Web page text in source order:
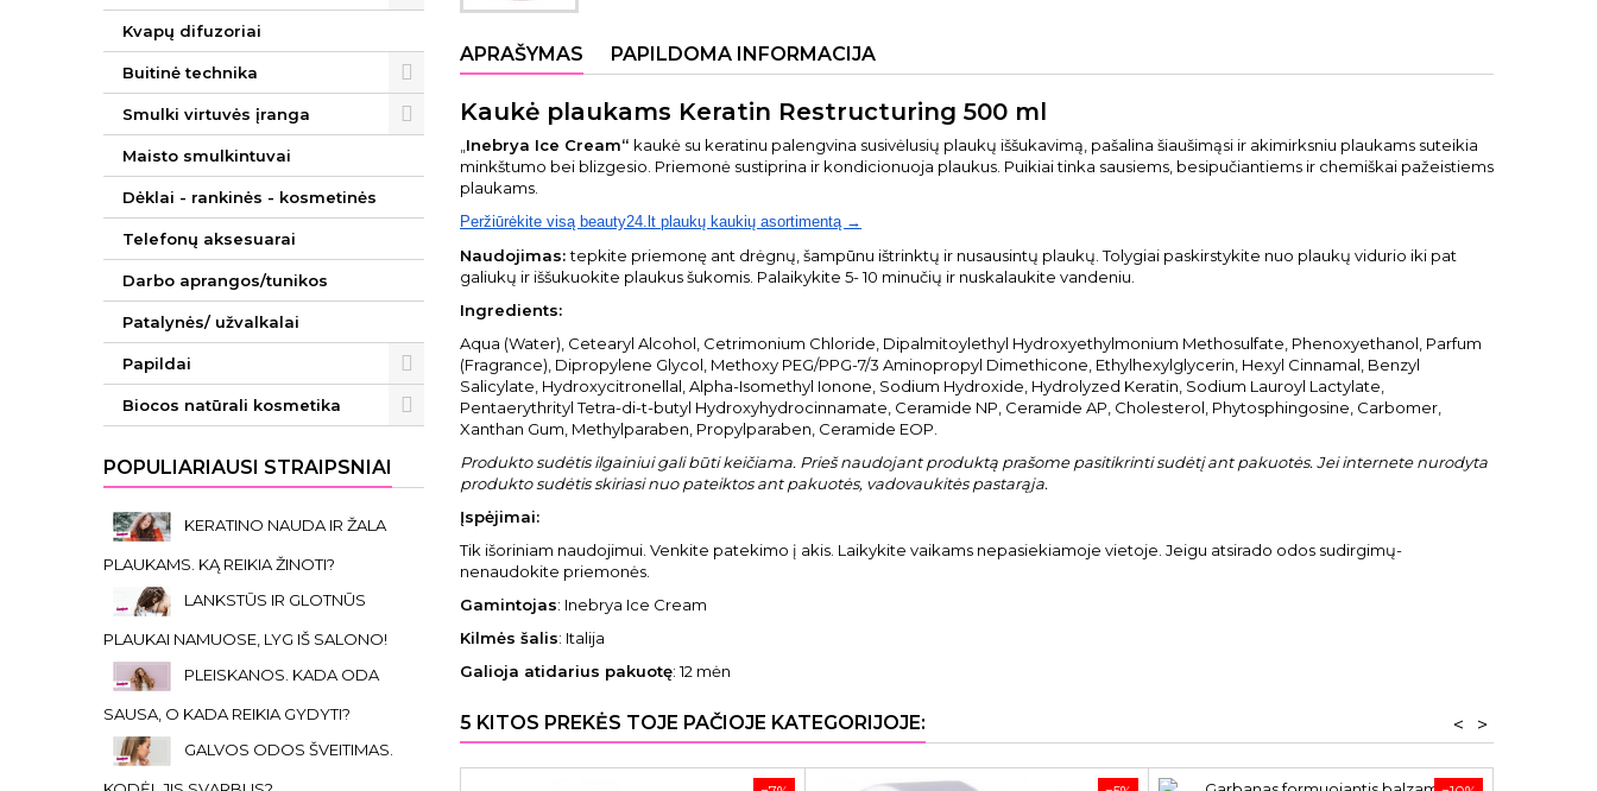
Kvapų difuzoriai
Buitinė technika
Smulki virtuvės įranga
Maisto smulkintuvai
Dėklai - rankinės - kosmetinės
Telefonų aksesuarai
Darbo aprangos/tunikos
Patalynės/ užvalkalai
Papildai
Biocos natūrali kosmetika
POPULIARIAUSI STRAIPSNIAI
KERATINO NAUDA IR ŽALA
PLAUKAMS. KĄ REIKIA ŽINOTI?
LANKSTŪS IR GLOTNŪS
PLAUKAI NAMUOSE, LYG IŠ SALONO!
PLEISKANOS. KADA ODA
SAUSA, O KADA REIKIA GYDYTI?
GALVOS ODOS ŠVEITIMAS.
APRAŠYMAS PAPILDOMA INFORMACIJA
Kaukė plaukams Keratin Restructuring 500 ml
Inebrya Ice Cream“ kaukė su keratinu palengvina susivėlusių plaukų iššukavimą, pašalina šiaušimąsi ir akimirksniu plaukams suteikia
minkštumo bei blizgesio. Priemonė sustiprina ir kondicionuoja plaukus. Puikiai tinka sausiems, besipučiantiems ir chemiškai pažeistiems
plaukams.
Peržiūrėkite visą beauty24.lt plaukų kaukių asortimentą →
Naudojimas:tepkite priemonę ant drėgnų, šampūnu ištrinktų ir nusausintų plaukų. Tolygiai paskirstykite nuo plaukų vidurio iki pat
galiukų ir iššukuokite plaukus šukomis. Palaikykite 5- 10 minučių ir nuskalaukite vandeniu.
Ingredients:
Aqua (Water), Cetearyl Alcohol, Cetrimonium Chloride, Dipalmitoylethyl Hydroxyethylmonium Methosulfate, Phenoxyethanol, Parfum
(Fragrance), Dipropylene Glycol, Methoxy PEG/PPG-7/3 Aminopropyl Dimethicone, Ethylhexylglycerin, Hexyl Cinnamal, Benzyl
Salicylate, Hydroxycitronellal, Alpha-Isomethyl Ionone, Sodium Hydroxide, Hydrolyzed Keratin, Sodium Lauroyl Lactylate,
Pentaerythrityl Tetra-di-t-butyl Hydroxyhydrocinnamate, Ceramide NP, Ceramide AP, Cholesterol, Phytosphingosine, Carbomer,
Xanthan Gum, Methylparaben, Propylparaben, Ceramide EOP.
Produkto sudėtis ilgainiui gali būti keičiama. Prieš naudojant produktą prašome pasitikrinti sudėtį ant pakuotės. Jei internete nurodyta
produkto sudėtis skiriasi nuo pateiktos ant pakuotės, vadovaukitės pastarąja.
Įspėjimai:
Tik išoriniam naudojimui. Venkite patekimo į akis. Laikykite vaikams nepasiekiamoje vietoje. Jeigu atsirado odos sudirgimų-
nenaudokite priemonės.
Gamintojas: Inebrya Ice Cream
Kilmės šalis: Italija
Galioja atidarius pakuotę: 12 mėn
5 KITOS PREKĖS TOJE PAČIOJE KATEGORIJOJE: >
<